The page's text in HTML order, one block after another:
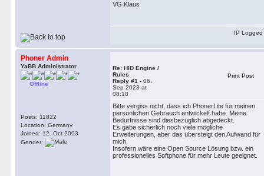
VG Klaus
IP Logged
Phoner Admin
YaBB Administrator
Offline
Posts: 11822
Location: Germany
Joined: 12. Oct 2003
Gender:
Re: HID Engine /
Rules
Reply #1 - 06.
Sep 2023 at
08:18
Print Post
Bitte vergiss nicht, dass ich PhonerLite für meinen
persönlichen Gebrauch entwickelt habe. Meine
Bedürfnisse sind diesbezüglich abgedeckt.
Es gäbe sicherlich noch viele mögliche
Erweiterungen, aber das übersteigt den Aufwand für
mich.
Insofern wäre eine Open Source Lösung bzw. ein
professionelles Softphone für mehr Leute geeignet.